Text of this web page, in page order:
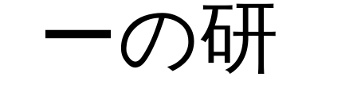
ーの研